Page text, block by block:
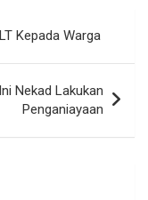
dI
n
Kepada Warga
Nekad Lakukan
Penganiayaan